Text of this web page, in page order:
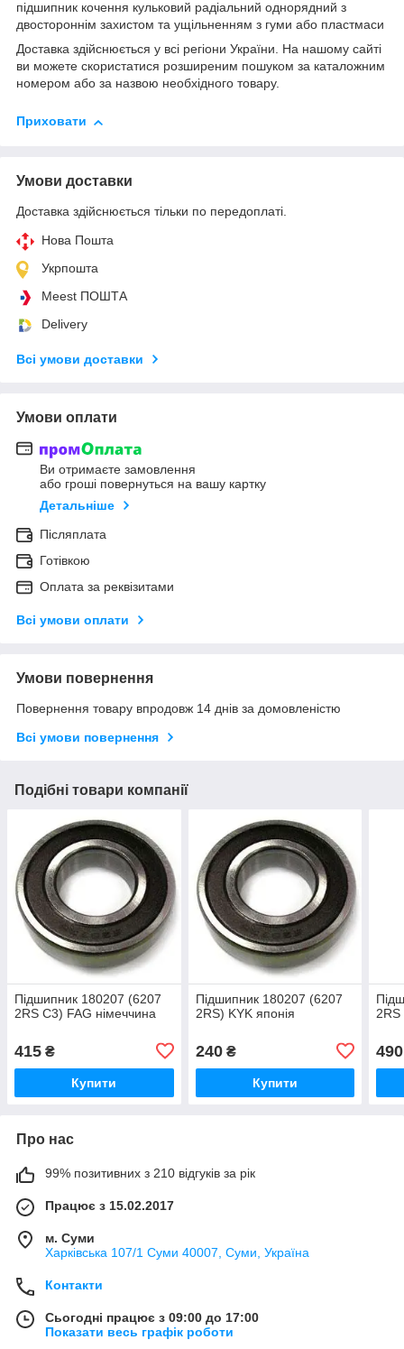
підшипник кочення кульковий радіальний однорядний з
двостороннім захистом та ущільненням з гуми або пластмаси
Доставка здійснюється у всі регіони України. На нашому сайті
ви можете скористатися розширеним пошуком за каталожним
номером або за назвою необхідного товару.
Приховати
Умови доставки
Доставка здійснюється тільки по передоплаті.
Нова Пошта
Укрпошта
Meest ПОШТА
Delivery
Всі умови доставки
Умови оплати
Ви отримаєте замовлення
або гроші повернуться на вашу картку
Детальніше
Післяплата
Готівкою
Оплата за реквізитами
Всі умови оплати
Умови повернення
Повернення товару впродовж 14 днів за домовленістю
Всі умови повернення
Подібні товари компанії
Підшипник 180207 (6207
2RS C3) FAG німеччина
415 ₴
Купити
Підшипник 180207 (6207
2RS) KYK японія
240₴
Купити
2RS
490
Про нас
99% позитивних з 210 відгуків за рік
Працює з 15.02.2017
м. Суми
Харківська 107/1 Суми 40007, Суми, Україна
Контакти
Сьогодні працює з 09:00 до 17:00
Показати весь графік роботи